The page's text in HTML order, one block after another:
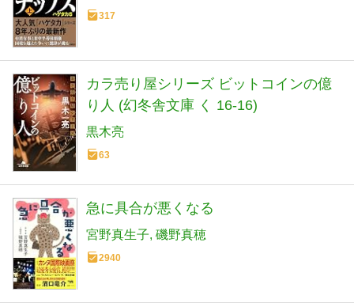
317
カラ売り屋シリーズ ビットコインの億
り人 (幻冬舎文庫 く 16-16)
黒木亮
63
急に具合が悪くなる
宮野真生子 磯野真穂
2940